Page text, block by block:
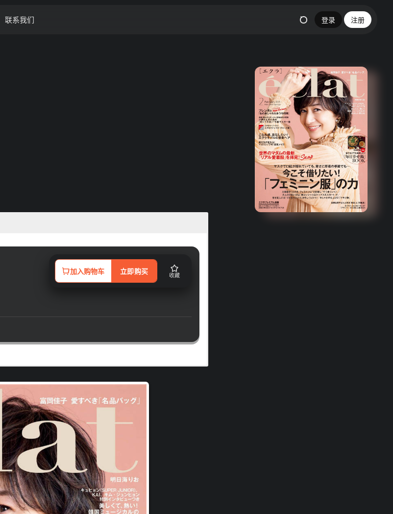
联系我们 登录 注册
加入购物车 立即购买 收藏
命的智慧之眼，愈来愈展现出自信光采的成熟女性，能够持续散发出
领域，都维持着积极的关注和参与。摆脱以往将四、五十年龄层女
自在闪耀的Age Free女性为诉求，每月出刊的「 eclat